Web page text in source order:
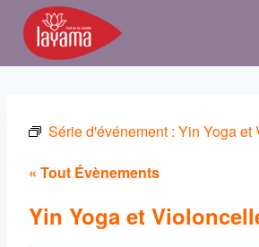
Aller
contenu
Série d'événement : Yin Yoga et
« Tout Évènements
Yin Yoga et